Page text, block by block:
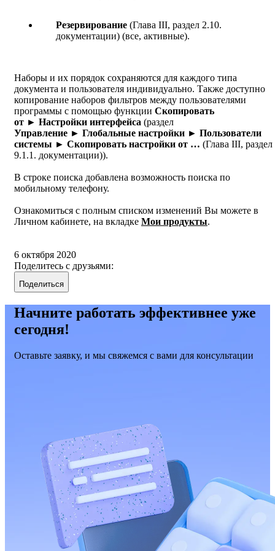
Резервирование (Глава III, раздел 2.10.
документации) (все, активные).
Наборы и их порядок сохраняются для каждого типа
документа и пользователя индивидуально. Также доступно
копирование наборов фильтров между пользователями
программы с помощью функции Скопировать
от ► Настройки интерфейса (раздел
Управление ► Глобальные настройки ► Пользователи
системы ► Скопировать настройки от … (Глава III, раздел
9.1.1. документации)).
В строке поиска добавлена возможность поиска по
мобильному телефону.
Ознакомиться с полным списком изменений Вы можете в
Личном кабинете, на вкладке Мои продукты.
6 октября 2020
Поделитесь с друзьями:
Поделиться
Начните работать эффективнее уже
сегодня!
Оставьте заявку, и мы свяжемся с вами для консультации